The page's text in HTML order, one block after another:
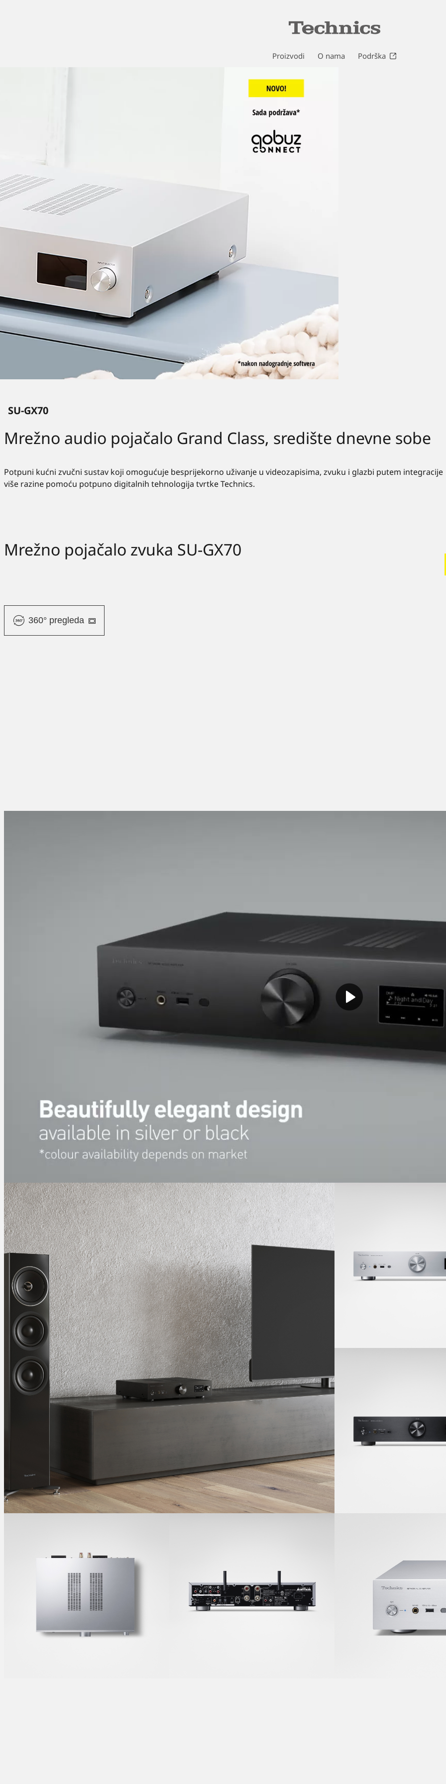
Proizvodi O nama Podrška
Mrežno pojačalo zvuka SU-GX70
360° pregleda
SU-GX70
Mrežno audio pojačalo Grand Class, središte dnevne sobe
Potpuni kućni zvučni sustav koji omogućuje besprijekorno uživanje u videozapisima, zvuku i glazbi putem integracije
više razine pomoću potpuno digitalnih tehnologija tvrtke Technics.